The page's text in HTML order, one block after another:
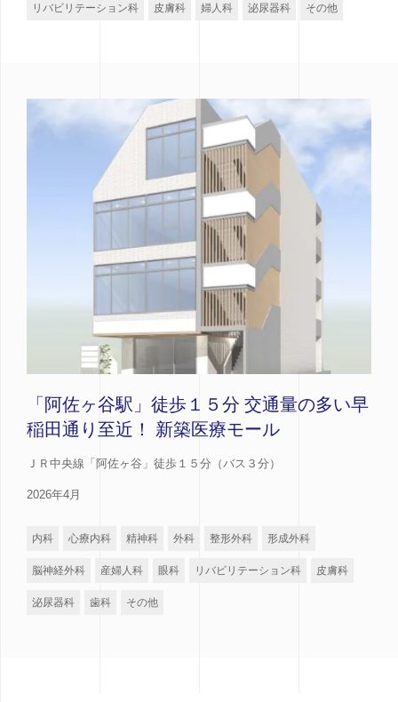
リバビリテーション科 皮膚科 婦人科 泌尿器科 その他
「阿佐ヶ谷駅」徒歩１５分 交通量の多い早
稲田通り至近！ 新築医療モール
ＪＲ中央線「阿佐ヶ谷」徒歩１５分（バス３分）
2026年4月
内科 心療内科 精神科 外科 整形外科 形成外科
脳神経外科 産婦人科 眼科 リバビリテーション科 皮膚科
泌尿器科 歯科 その他